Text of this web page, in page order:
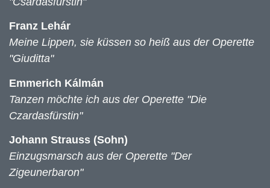
Franz Lehár
Meine Lippen, sie küssen so heiß aus der Operette
"Giuditta"
Emmerich Kálmán
Tanzen möchte ich aus der Operette "Die
Czardasfürstin"
Johann Strauss (Sohn)
Einzugsmarsch aus der Operette "Der
Zigeunerbaron"